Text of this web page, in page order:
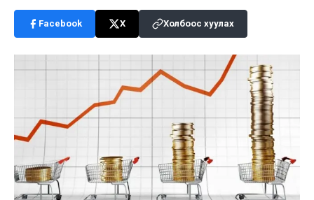
Facebook X Холбоос хуулах